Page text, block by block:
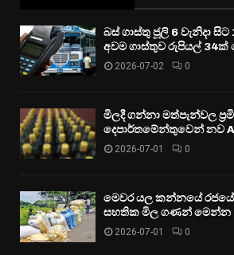
බස් ගාස්තු ජූලි 6 වැනිදා
අවම ගාස්තුව රුපියල් 34ක්
2026-07-02 0
මිලදී ගන්නා මත්පැන්වල
දෙපාර්තමේන්තුවෙන් නව
2026-07-01 0
මෙවර යල කන්නයේ රජයේ
සහතික මිල ගණන් මෙන්න
2026-07-01 0